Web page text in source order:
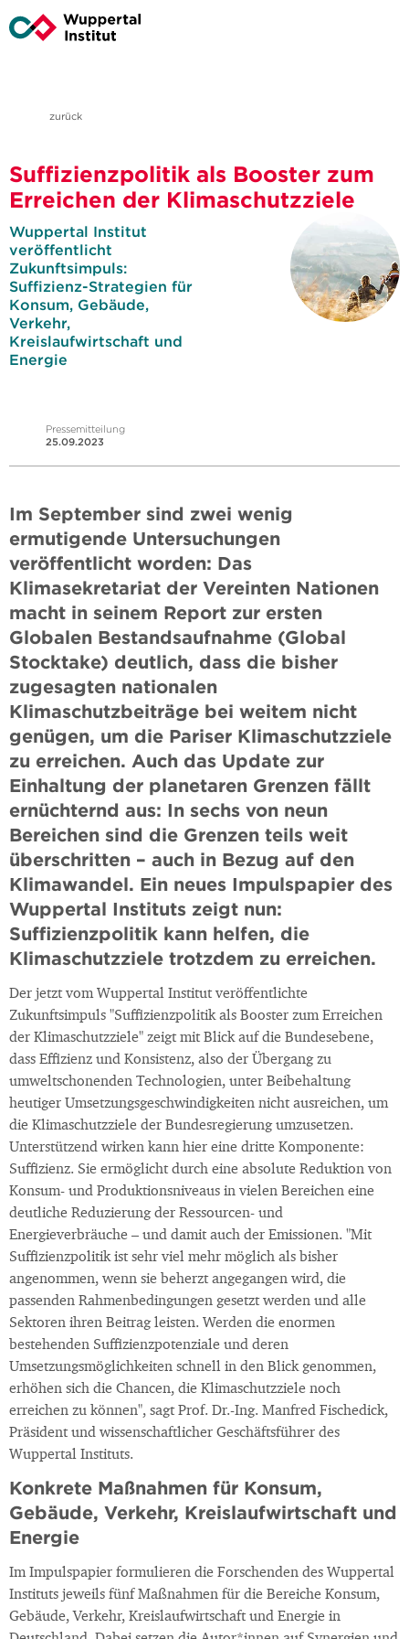
zurück
Suffizienzpolitik als Booster zum
Erreichen der Klimaschutzziele
Wuppertal Institut
veröffentlicht
Zukunftsimpuls:
Suffizienz-Strategien für
Konsum, Gebäude,
Verkehr,
Kreislaufwirtschaft und
Energie
Pressemitteilung
25.09.2023
Im September sind zwei wenig
ermutigende Untersuchungen
veröffentlicht worden: Das
Klimasekretariat der Vereinten Nationen
macht in seinem Report zur ersten
Globalen Bestandsaufnahme (Global
Stocktake) deutlich, dass die bisher
zugesagten nationalen
Klimaschutzbeiträge bei weitem nicht
genügen, um die Pariser Klimaschutzziele
zu erreichen. Auch das Update zur
Einhaltung der planetaren Grenzen fällt
ernüchternd aus: In sechs von neun
Bereichen sind die Grenzen teils weit
überschritten – auch in Bezug auf den
Klimawandel. Ein neues Impulspapier des
Wuppertal Instituts zeigt nun:
Suffizienzpolitik kann helfen, die
Klimaschutzziele trotzdem zu erreichen.
Der jetzt vom Wuppertal Institut veröffentlichte
Zukunftsimpuls "Suffizienzpolitik als Booster zum Erreichen
der Klimaschutzziele" zeigt mit Blick auf die Bundesebene,
dass Effizienz und Konsistenz, also der Übergang zu
umweltschonenden Technologien, unter Beibehaltung
heutiger Umsetzungsgeschwindigkeiten nicht ausreichen, um
die Klimaschutzziele der Bundesregierung umzusetzen.
Unterstützend wirken kann hier eine dritte Komponente:
Suffizienz. Sie ermöglicht durch eine absolute Reduktion von
Konsum- und Produktionsniveaus in vielen Bereichen eine
deutliche Reduzierung der Ressourcen- und
Energieverbräuche – und damit auch der Emissionen. "Mit
Suffizienzpolitik ist sehr viel mehr möglich als bisher
angenommen, wenn sie beherzt angegangen wird, die
passenden Rahmenbedingungen gesetzt werden und alle
Sektoren ihren Beitrag leisten. Werden die enormen
bestehenden Suffizienzpotenziale und deren
Umsetzungsmöglichkeiten schnell in den Blick genommen,
erhöhen sich die Chancen, die Klimaschutzziele noch
erreichen zu können", sagt Prof. Dr.-Ing. Manfred Fischedick,
Präsident und wissenschaftlicher Geschäftsführer des
Wuppertal Instituts.
Konkrete Maßnahmen für Konsum,
Gebäude, Verkehr, Kreislaufwirtschaft und
Energie
Im Impulspapier formulieren die Forschenden des Wuppertal
Instituts jeweils fünf Maßnahmen für die Bereiche Konsum,
Gebäude, Verkehr, Kreislaufwirtschaft und Energie in